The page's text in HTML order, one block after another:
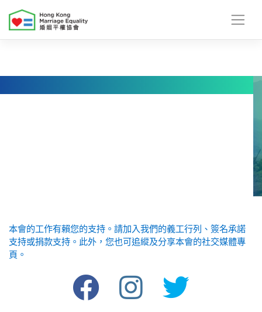
content
本會的工作有賴您的支持。請加入我們的義工行列、簽名承諾
支持或捐款支持。此外，您也可追縱及分享本會的社交媒體專
頁。